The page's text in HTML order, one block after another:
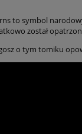
to symbol
został
o tym tomiku